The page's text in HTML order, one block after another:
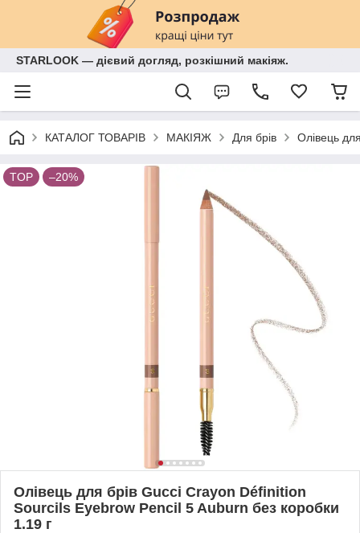
STARLOOK — дієвий догляд, розкішний макіяж.
КАТАЛОГ ТОВАРІВ МАКІЯЖ Для брів Олівець
TOP –20%
Олівець для брів Gucci Crayon Définition
Sourcils Eyebrow Pencil 5 Auburn без коробки
1.19 г